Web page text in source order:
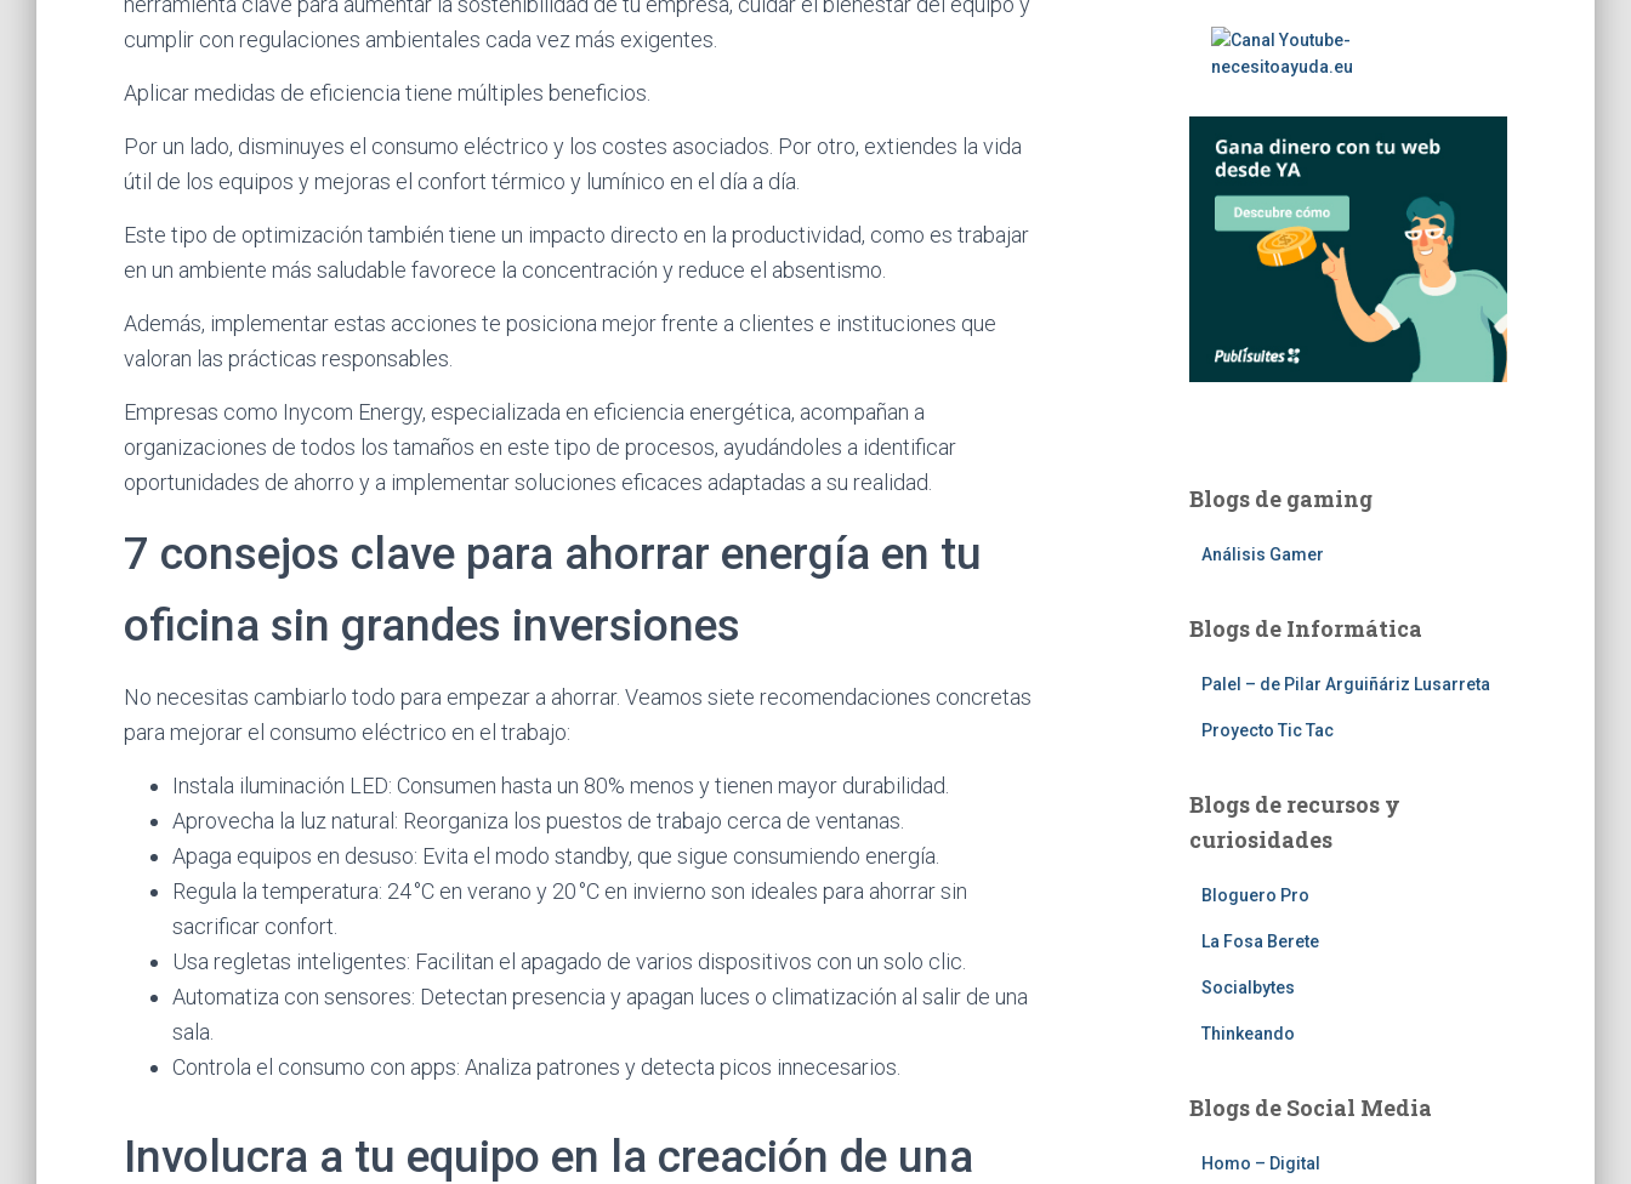
cumplir con regulaciones ambientales cada vez más exigentes.
Aplicar medidas de eficiencia tiene múltiples beneficios.
Por un lado, disminuyes el consumo eléctrico y los costes asociados. Por otro, extiendes la vida
útil de los equipos y mejoras el confort térmico y lumínico en el día a día.
Este tipo de optimización también tiene un impacto directo en la productividad, como es trabajar
en un ambiente más saludable favorece la concentración y reduce el absentismo.
Además, implementar estas acciones te posiciona mejor frente a clientes e instituciones que
valoran las prácticas responsables.
Empresas como Inycom Energy, especializada en eficiencia energética, acompañan a
organizaciones de todos los tamaños en este tipo de procesos, ayudándoles a identificar
oportunidades de ahorro y a implementar soluciones eficaces adaptadas a su realidad.
7 consejos clave para ahorrar energía en tu
oficina sin grandes inversiones
No necesitas cambiarlo todo para empezar a ahorrar. Veamos siete recomendaciones concretas
para mejorar el consumo eléctrico en el trabajo:
Instala iluminación LED: Consumen hasta un 80% menos y tienen mayor durabilidad.
Aprovecha la luz natural: Reorganiza los puestos de trabajo cerca de ventanas.
Apaga equipos en desuso: Evita el modo standby, que sigue consumiendo energía.
Regula la temperatura: 24 °C en verano y 20 °C en invierno son ideales para ahorrar sin
sacrificar confort.
Usa regletas inteligentes: Facilitan el apagado de varios dispositivos con un solo clic.
Automatiza con sensores: Detectan presencia y apagan luces o climatización al salir de una
sala.
Controla el consumo con apps: Analiza patrones y detecta picos innecesarios.
Involucra a tu equipo en la creación de una
Blogs de gaming
Análisis Gamer
Blogs de Informática
Palel – de Pilar Arguiñáriz Lusarreta
Proyecto Tic Tac
Blogs de recursos y
curiosidades
Bloguero Pro
La Fosa Berete
Socialbytes
Thinkeando
Blogs de Social Media
Homo – Digital